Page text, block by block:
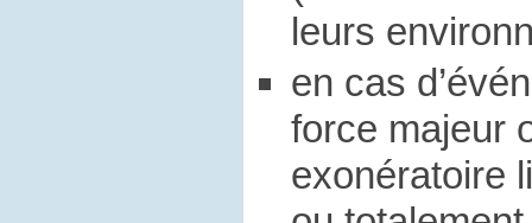
leurs
en cas
force majeur
exonératoire